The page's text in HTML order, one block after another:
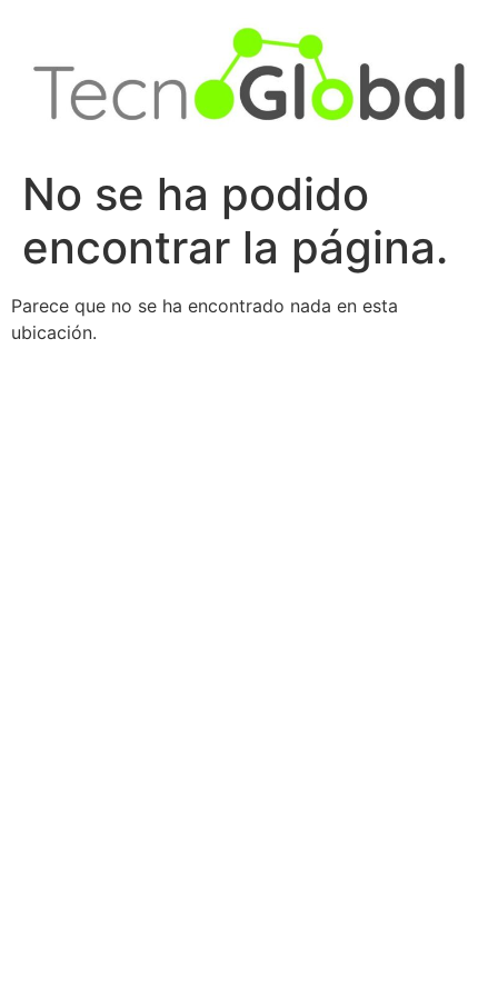
contenido
No se ha podido
encontrar la página.
Parece que no se ha encontrado nada en esta
ubicación.